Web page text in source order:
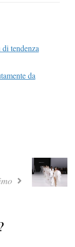
tendenza
da